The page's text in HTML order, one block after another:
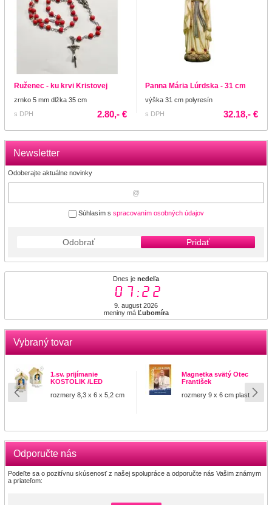
Newsletter
Odoberajte aktuálne novinky
Súhlasím s spracovaním osobných údajov
Odobrať Pridať
Dnes je nedeľa
07:22
9. august 2026
meniny má Ľubomíra
Vybraný tovar
1.sv. prijímanie
KOSTOLIK /LED
rozmery 8,3 x 6 x 5,2 cm
Magnetka svätý Otec
František
rozmery 9 x 6 cm plast
Odporučte nás
Podeľte sa o pozitívnu skúsenosť z našej spolupráce a odporučte nás Vašim známym
a priateľom:
Ruženec - ku krvi Kristovej
zrnko 5 mm dlžka 35 cm
s DPH
2.80,- €
Panna Mária Lúrdska - 31 cm
výška 31 cm polyresín
s DPH
32.18,- €